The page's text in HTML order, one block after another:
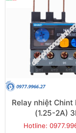
Relay nhiệt Chint
(1.25-2A)
Hotline: